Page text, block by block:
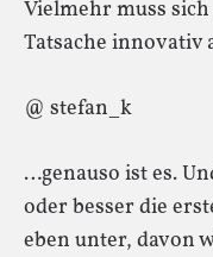
Vielmehr muss
Tatsache innovativ
@ stefan_k
…genauso ist es.
oder besser die
eben unter, davon